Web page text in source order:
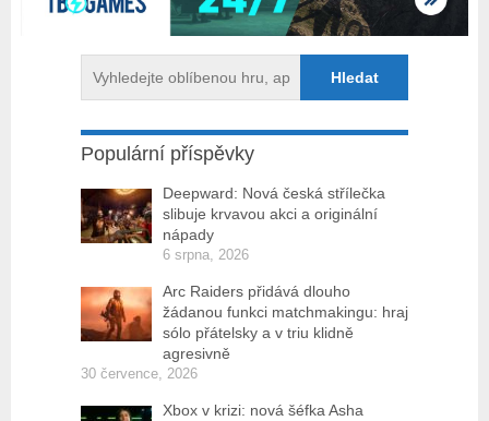
Populární příspěvky
Deepward: Nová česká střílečka
slibuje krvavou akci a originální
nápady
6 srpna, 2026
Arc Raiders přidává dlouho
žádanou funkci matchmakingu: hraj
sólo přátelsky a v triu klidně
agresivně
30 července, 2026
Xbox v krizi: nová šéfka Asha